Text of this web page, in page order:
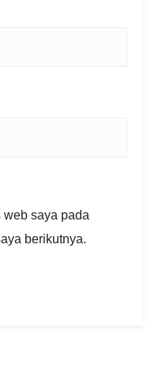
web saya pada
berikutnya.